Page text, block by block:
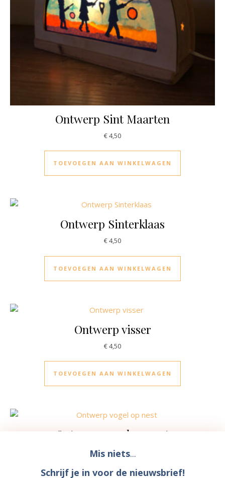
Ontwerp Sint Maarten
€4,50
TOEVOEGEN AAN WINKELWAGEN
Ontwerp Sinterklaas
€4,50
TOEVOEGEN AAN WINKELWAGEN
Ontwerp visser
€4,50
TOEVOEGEN AAN WINKELWAGEN
Ontwerp vogel op nest
€ 4,50
Mis niets...
Schrijf je in voor de nieuwsbrief!